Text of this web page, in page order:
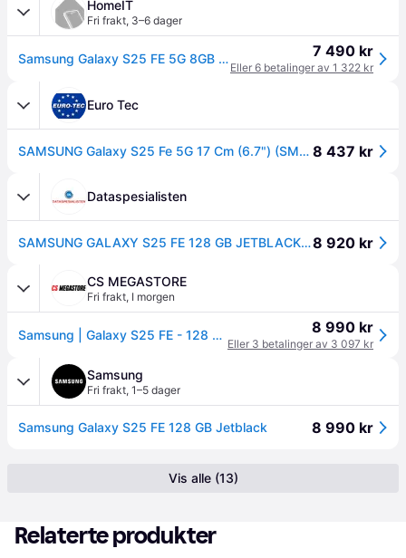
HomeIT
Fri frakt, 3–6 dager
Samsung Galaxy S25 FE 5G 8GB RAM 128GB Jetblack 7 490 kr
Eller 6 betalinger av 1 322 kr
Euro Tec
SAMSUNG Galaxy S25 Fe 5G 17 Cm (6.7") (SM-S731BZKDEUE) 8 437 kr
Dataspesialisten
SAMSUNG GALAXY S25 FE 128 GB JETBLACK SMD (SM-S731BZKDEUB)8 920 kr
CS MEGASTORE
Fri frakt, I morgen
Samsung | Galaxy S25 FE - 128 GB | Jetblack 8 990 kr
Eller 3 betalinger av 3 097 kr
Samsung
Fri frakt, 1–5 dager
Samsung Galaxy S25 FE 128 GB Jetblack 8 990 kr
Vis alle (13)
Relaterte produkter